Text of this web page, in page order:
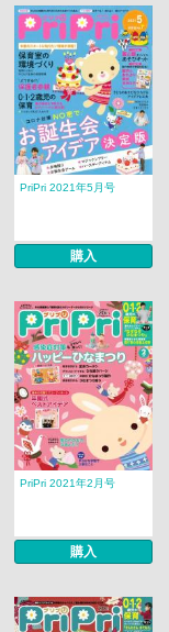
PriPri 2021年5月号
購入
PriPri 2021年2月号
購入